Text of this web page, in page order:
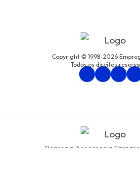
Copyright © 1998-2026
Todos os direitos
Persona Assessoria